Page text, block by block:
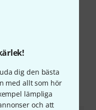
dig den bästa
med allt som hör
lämpliga
och att
framförande. Detta
layout (att lägga
kommer den som
Bach som solist
och upptäcka fin